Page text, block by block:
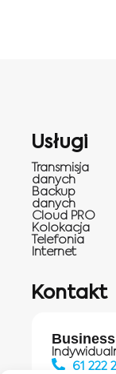
Usługi
Transmisja
danych
Backup
danych
Cloud PRO
Kolokacja
Telefonia
Internet
Kontakt
61 222